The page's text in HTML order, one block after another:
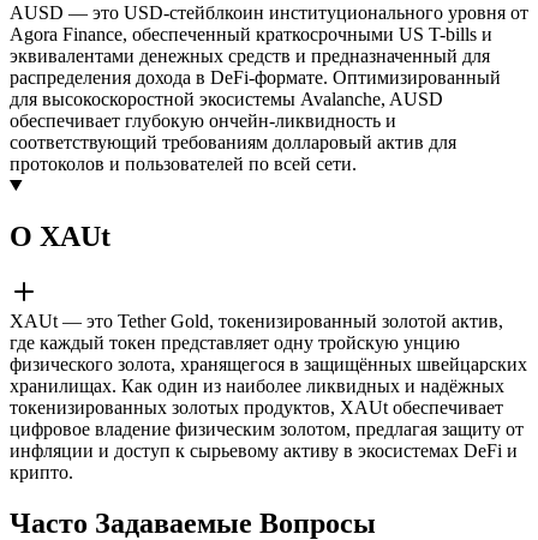
AUSD — это USD-стейблкоин институционального уровня от
Agora Finance, обеспеченный краткосрочными US T-bills и
эквивалентами денежных средств и предназначенный для
распределения дохода в DeFi-формате. Оптимизированный
для высокоскоростной экосистемы Avalanche, AUSD
обеспечивает глубокую ончейн-ликвидность и
соответствующий требованиям долларовый актив для
протоколов и пользователей по всей сети.
О XAUt
XAUt — это Tether Gold, токенизированный золотой актив,
где каждый токен представляет одну тройскую унцию
физического золота, хранящегося в защищённых швейцарских
хранилищах. Как один из наиболее ликвидных и надёжных
токенизированных золотых продуктов, XAUt обеспечивает
цифровое владение физическим золотом, предлагая защиту от
инфляции и доступ к сырьевому активу в экосистемах DeFi и
крипто.
Часто Задаваемые Вопросы